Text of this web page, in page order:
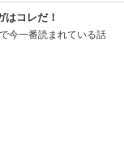
はコレだ！
今一番読まれている話